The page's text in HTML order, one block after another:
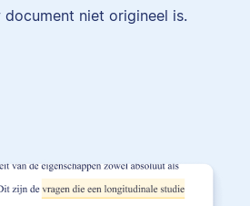
niet origineel is.